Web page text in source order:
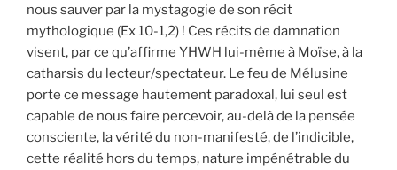
nous sauver par la mystagogie de son récit
mythologique (Ex 10-1,2) ! Ces récits de damnation
visent, par ce qu’affirme YHWH lui-même à Moïse, à la
catharsis du lecteur/spectateur. Le feu de Mélusine
porte ce message hautement paradoxal, lui seul est
capable de nous faire percevoir, au-delà de la pensée
consciente, la vérité du non-manifesté, de l’indicible,
cette réalité hors du temps, nature impénétrable du